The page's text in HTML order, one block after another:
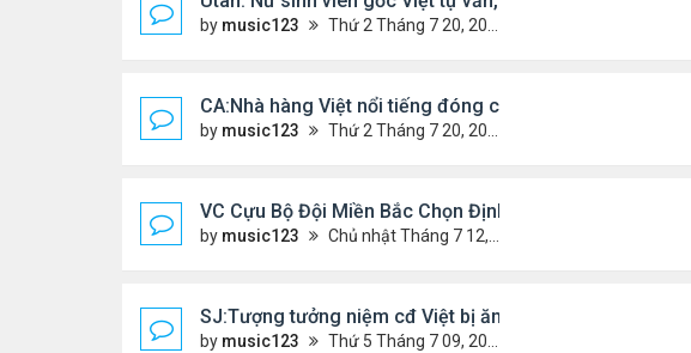
by music123 Thứ 2 Tháng 7 20, 2026 4:56 pm
CA:Nhà hàng Việt nổi tiếng đóng cửa
by music123 Thứ 2 Tháng 7 20, 2026 4:42 pm
VC Cựu Bộ Đội Miền Bắc Chọn Định Cư Tại Hoa Kỳ?
by music123 Chủ nhật Tháng 7 12, 2026 3:01 pm
SJ:Tượng tưởng niệm cđ Việt bị ăn cắp
by music123 Thứ 5 Tháng 7 09, 2026 6:19 am